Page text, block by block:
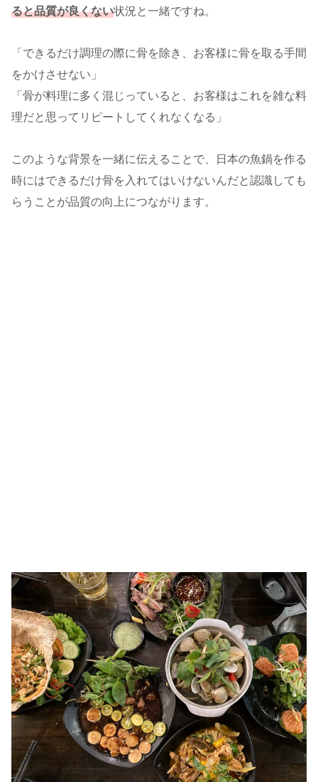
ると品質が良くない状況と一緒ですね。
「できるだけ調理の際に骨を除き、お客様に骨を取る手間
をかけさせない」
「骨が料理に多く混じっていると、お客様はこれを雑な料
理だと思ってリピートしてくれなくなる」
このような背景を一緒に伝えることで、日本の魚鍋を作る
時にはできるだけ骨を入れてはいけないんだと認識しても
らうことが品質の向上につながります。